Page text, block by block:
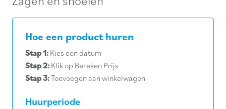
Hoe een product huren
Stap 1: Kies een datum
Stap 2: Klik op Bereken Prijs
Stap 3:Toevoegen aan winkelwagen
Huurperiode